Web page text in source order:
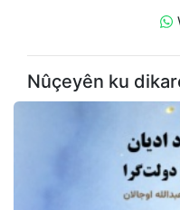
Nûçeyên ku